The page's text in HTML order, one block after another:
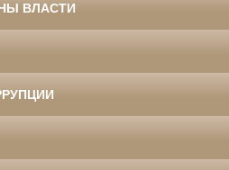
ВЛАСТИ